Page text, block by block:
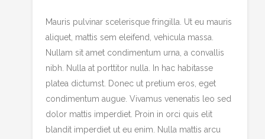
Mauris pulvinar scelerisque fringilla. Ut eu mauris
aliquet, mattis sem eleifend, vehicula massa.
Nullam sit amet condimentum urna, a convallis
nibh. Nulla at porttitor nulla. In hac habitasse
platea dictumst. Donec ut pretium eros, eget
condimentum augue. Vivamus venenatis leo sed
dolor mattis imperdiet. Proin in orci quis elit
blandit imperdiet ut eu enim. Nulla mattis arcu